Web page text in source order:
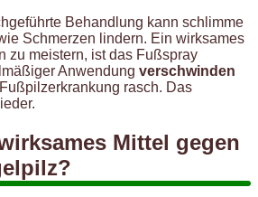
Behandlung kann schlimme
Schmerzen lindern. Ein wirksames
zu meistern, ist das Fußspray
Anwendung verschwinden
rasch. Das
Mittel gegen